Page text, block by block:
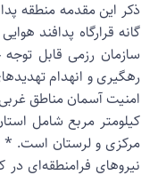
قرارگاه پدافند هوایی
رزمی قابل توجه
و انهدام تهدیدهای
مربع شامل
و لرستان است. * با
فرامنطقه‌ای در